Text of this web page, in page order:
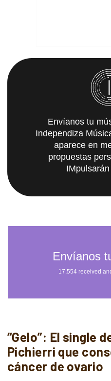
Envíanos tu
Independiza
aparece en
propuestas
“Gelo”: El single
Pichierri que
cáncer de ovario